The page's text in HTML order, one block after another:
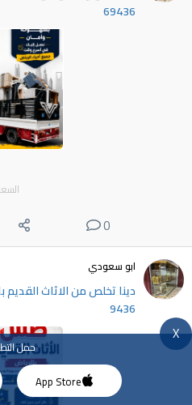
69436
السعر
0
ابو سعودي
9436
X
حمل
App Store